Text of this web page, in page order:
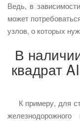
Ведь, в
может
узлов, о которых
В
квадрат
К примеру, для